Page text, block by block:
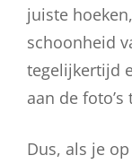
juiste
schoonheid
tegelijkertijd
aan de
Dus, als je